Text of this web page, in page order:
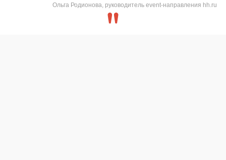
Ольга Родионова, руководитель event-направления hh.ru